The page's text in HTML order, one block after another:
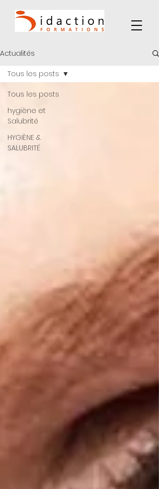
Actualités
Tous les posts
hygiène et
Salubrité
HYGIÈNE &
SALUBRITÉ
Tous les posts